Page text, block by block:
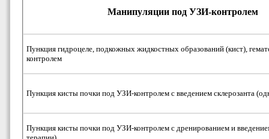
Манипуляции под УЗИ-контролем
Пункция гидроцеле, подкожных жидкостных образований (кист),
контролем
Пункция кисты почки под УЗИ-контролем с введением склерозанта
Пункция кисты почки под УЗИ-контролем с дренированием и